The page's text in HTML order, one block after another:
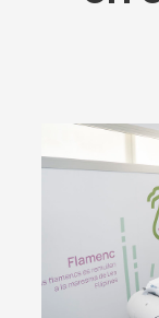
Imagen